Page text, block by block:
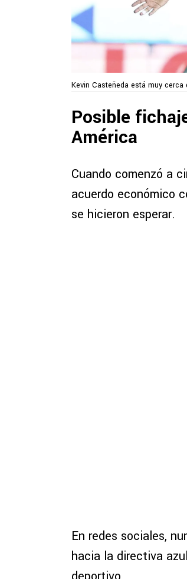
Kevin Casteñeda está muy cerca
Posible
América
Cuando comenzó a
acuerdo económico
se hicieron esperar.
En redes sociales,
hacia la directiva